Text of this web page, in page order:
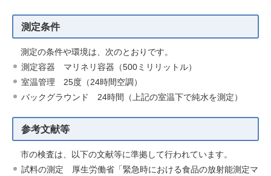
測定条件
測定の条件や環境は、次のとおりです。
測定容器 マリネリ容器（500ミリリットル）
室温管理 25度（24時間空調）
バックグラウンド 24時間（上記の室温下で純水を測定）
参考文献等
市の検査は、以下の文献等に準拠して行われています。
試料の測定 厚生労働省「緊急時における食品の放射能測定マ